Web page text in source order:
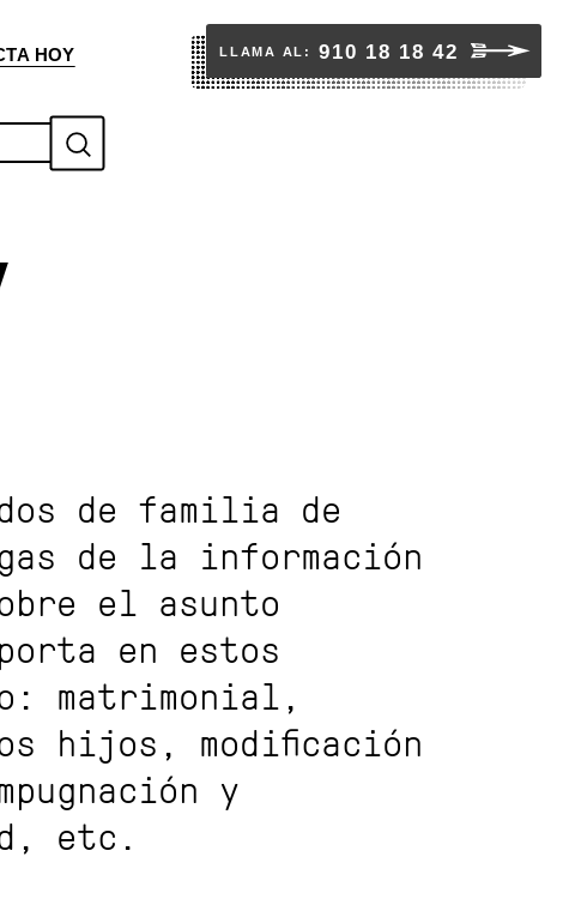
HOY LLAMA AL: 910 18 18 42
S
u
de familia de
de la información
el asunto
en estos
matrimonial,
hijos, modificación
y
etc.